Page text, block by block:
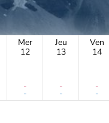
Mer
12
-
-
Jeu
13
-
-
Ven
14
-
-